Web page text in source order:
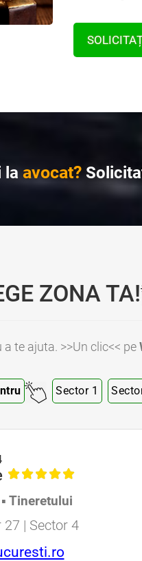
la avocat?
ZONA TA!
te ajuta. >>Un clic<< pe
Sector 1
Tineretului
| Sector 4